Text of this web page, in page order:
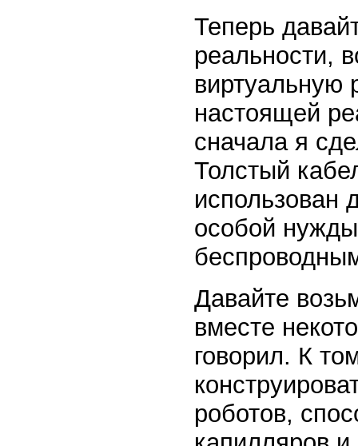
Теперь
реальности,
виртуальную
настоящей
сначала я
Толстый
использован
особой
Давайте
вместе
говорил. К
роботов,